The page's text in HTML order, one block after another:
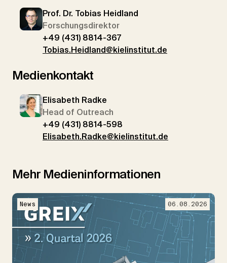
Prof. Dr. Tobias Heidland
Forschungsdirektor
+49 (431) 8814-367
Tobias.Heidland@kielinstitut.de
Medienkontakt
Elisabeth Radke
Head of Outreach
+49 (431) 8814-598
Elisabeth.Radke@kielinstitut.de
Mehr Medieninformationen
News 06.08.2026